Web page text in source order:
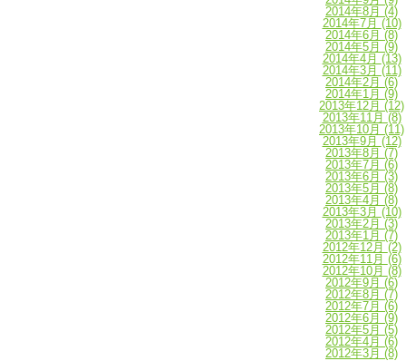
2014年8月 (4)
2014年7月 (10)
2014年6月 (8)
2014年5月 (9)
2014年4月 (13)
2014年3月 (11)
2014年2月 (6)
2014年1月 (9)
2013年12月 (12)
2013年11月 (8)
2013年10月 (11)
2013年9月 (12)
2013年8月 (7)
2013年7月 (6)
2013年6月 (3)
2013年5月 (8)
2013年4月 (8)
2013年3月 (10)
2013年2月 (3)
2013年1月 (7)
2012年12月 (2)
2012年11月 (6)
2012年10月 (8)
2012年9月 (6)
2012年8月 (7)
2012年7月 (6)
2012年6月 (9)
2012年5月 (5)
2012年4月 (6)
2012年3月 (8)